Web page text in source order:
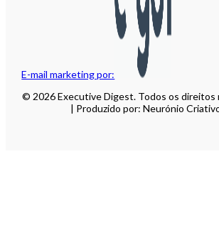
E-mail marketing por:
© 2026 Executive Digest. Todos os direitos
| Produzido por: Neurónio